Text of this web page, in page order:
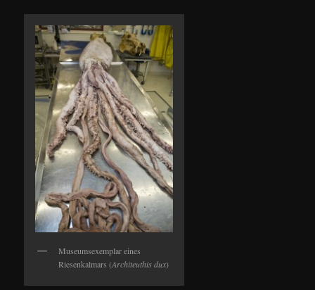
Museumsexemplar eines
Riesenkalmars (Architeuthis dux)